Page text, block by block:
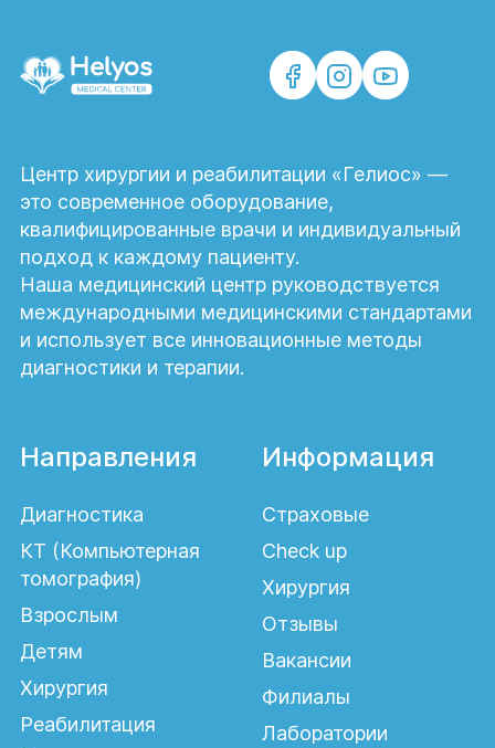
Центр хирургии и реабилитации «Гелиос» —
это современное оборудование,
квалифицированные врачи и индивидуальный
подход к каждому пациенту.
Наша медицинский центр руководствуется
международными медицинскими стандартами
и использует все инновационные методы
диагностики и терапии.
Направления
Диагностика
КТ (Компьютерная
томография)
Взрослым
Детям
Хирургия
Реабилитация
Информация
Страховые
Check up
Хирургия
Отзывы
Вакансии
Филиалы
Лаборатории